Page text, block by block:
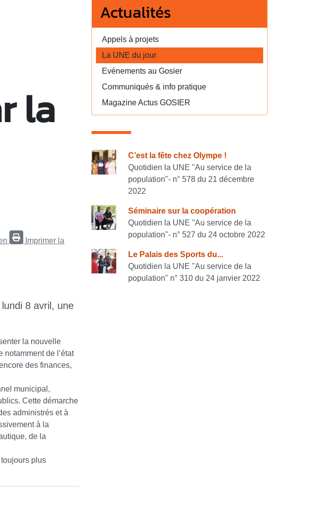
la
Imprimer la
8 avril, une
la nouvelle
de l’état
des finances,
municipal,
Cette démarche
administrés et à
à la
de la
plus
Actualités
Appels à projets
La UNE du jour
Evénements au Gosier
Communiqués & info pratique
Magazine Actus GOSIER
Consulter également
C’est la fête chez Olympe !
Quotidien la UNE "Au service de la
population"- n° 578 du 21 décembre
2022
Séminaire sur la coopération
Quotidien la UNE "Au service de la
population"- n° 527 du 24 octobre 2022
Le Palais des Sports du...
Quotidien la UNE "Au service de la
population" n° 310 du 24 janvier 2022